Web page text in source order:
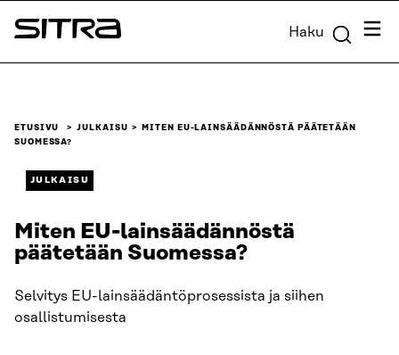
Siirry
suoraan
Sitra Haku
ETUSIVU JULKAISU
MITEN EU-LAINSÄÄDÄNNÖSTÄ PÄÄTETÄÄN
SUOMESSA?
JULKAISU
Miten EU-lainsäädännöstä
päätetään Suomessa?
Selvitys EU-lainsäädäntöprosessista ja siihen
osallistumisesta